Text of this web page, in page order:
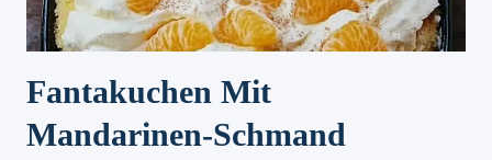
Fantakuchen Mit
Mandarinen-Schmand